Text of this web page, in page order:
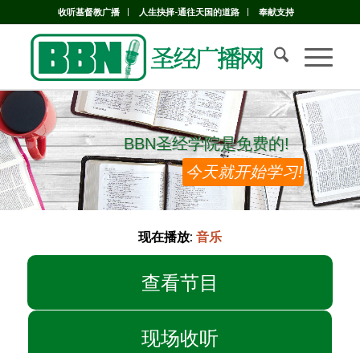
收听基督教广播 人生抉择-通往天国的道路 奉献支持
BBN圣经学院是免费的!
BBN圣经学院是免费的!
今天就开始学习!
现在播放: 音乐
查看节目
现场收听